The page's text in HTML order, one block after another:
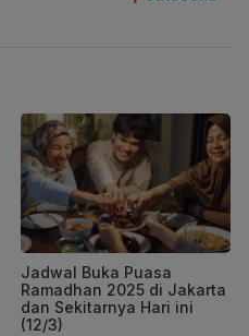
Jadwal Buka Puasa
Ramadhan 2025 di Jakarta
dan Sekitarnya Hari ini
(12/3)